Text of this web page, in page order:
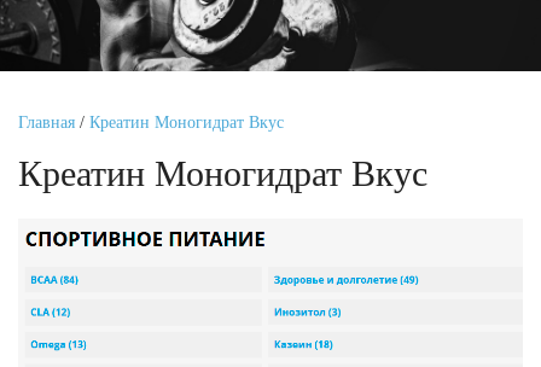
Главная / Креатин Моногидрат Вкус
Креатин Моногидрат Вкус